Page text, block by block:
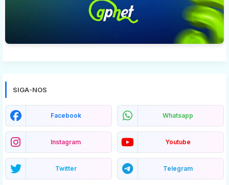
SIGA-NOS
Facebook Whatsapp
Instagram Youtube
Twitter Telegram